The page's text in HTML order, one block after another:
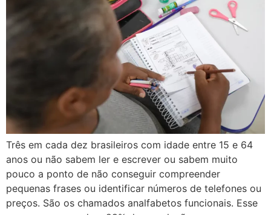
Três em cada dez brasileiros com idade entre 15 e 64
anos ou não sabem ler e escrever ou sabem muito
pouco a ponto de não conseguir compreender
pequenas frases ou identificar números de telefones ou
preços. São os chamados analfabetos funcionais. Esse